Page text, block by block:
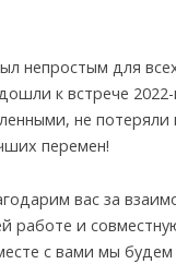
непростым для
к встрече 2022-
не потеряли
перемен!
вас за
работе и
с вами мы будем